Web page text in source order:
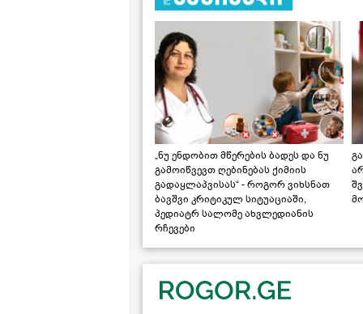
„ნუ ენდობით მწერების ბადეს და ნუ
გამოიწვევთ ღებინებას ქიმიის
გადაყლაპვისას“ - როგორ ვიხსნათ
ბავშვი კრიტიკულ სიტუაციაში,
პედიატრ სალომე ახვლედიანის
რჩევები